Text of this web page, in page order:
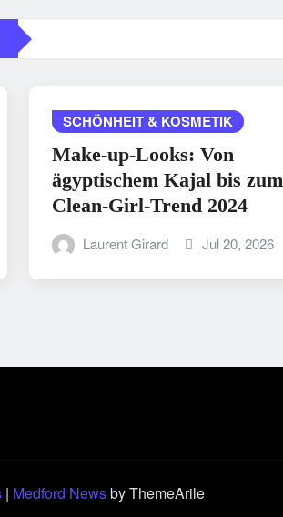
SCHÖNHEIT & KOSMETIK
Make-up-Looks: Von
ägyptischem Kajal bis zum
Clean-Girl-Trend 2024
Laurent Girard Jul 20, 2026
| Medford Newsby ThemeArile